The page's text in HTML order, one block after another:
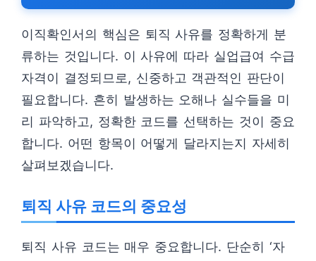
이직확인서의 핵심은 퇴직 사유를 정확하게 분
류하는 것입니다. 이 사유에 따라 실업급여 수급
자격이 결정되므로, 신중하고 객관적인 판단이
필요합니다. 흔히 발생하는 오해나 실수들을 미
리 파악하고, 정확한 코드를 선택하는 것이 중요
합니다. 어떤 항목이 어떻게 달라지는지 자세히
살펴보겠습니다.
퇴직 사유 코드의 중요성
퇴직 사유 코드는 매우 중요합니다. 단순히 ‘자